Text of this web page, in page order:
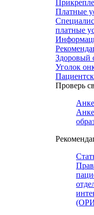
Платные
платные
Здоровый
Уголок
Проверь